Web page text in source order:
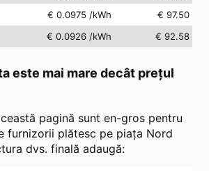
€ 0.0975 /kWh
€ 97.50
€ 0.0926 /kWh € 92.58
este mai mare decât prețul
pagină sunt en-gros pentru
furnizorii plătesc pe piața Nord
dvs. finală adaugă: